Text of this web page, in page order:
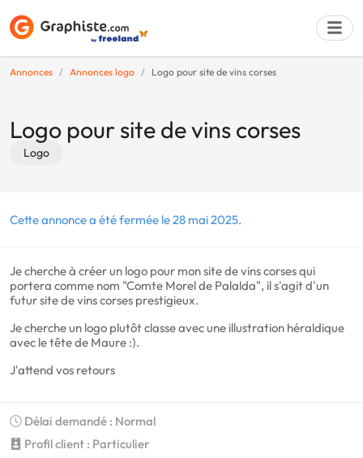
Annonces Annonces logo Logo pour site de vins corses
Logo pour site de vins corses
Logo
Cette annonce a été fermée le 28 mai 2025.
Je cherche à créer un logo pour mon site de vins corses qui
portera comme nom "Comte Morel de Palalda", il s'agit d'un
futur site de vins corses prestigieux.
Je cherche un logo plutôt classe avec une illustration héraldique
avec le tête de Maure :).
J'attend vos retours
Délai demandé : Normal
Profil client : Particulier